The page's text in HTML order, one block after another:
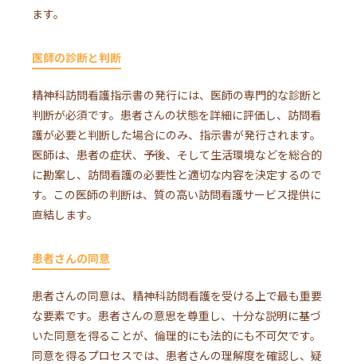
ます。
医師の診断と判断
精神科訪問看護指示書の発行には、医師の専門的な診断と
判断が必須です。患者さんの状態を詳細に評価し、訪問看
護が必要と判断した場合にのみ、指示書が発行されます。
医師は、患者の症状、予後、そして生活環境などを総合的
に勘案し、訪問看護の必要性と適切な内容を決定するので
す。この医師の判断は、質の高い訪問看護サービス提供に
直結します。
患者さんの同意
患者さんの同意は、精神科訪問看護を受ける上で最も重要
な要素です。患者さんの意思を尊重し、十分な説明に基づ
いた同意を得ることが、倫理的にも法的にも不可欠です。
同意を得るプロセスでは、患者さんの理解度を確認し、疑